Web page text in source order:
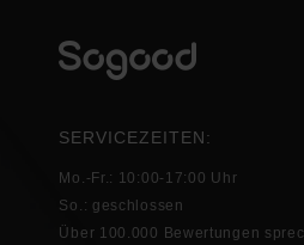
SERVICEZEITEN:
Mo.-Fr.: 10:00-17:00 Uhr
So.: geschlossen
Über 100.000 Bewertungen